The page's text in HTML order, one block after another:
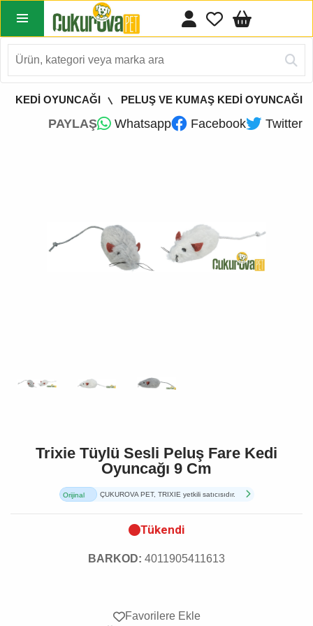
KEDİ OYUNCAĞI PELUŞ VE KUMAŞ KEDİ OYUNCAĞI
PAYLAŞ Whatsapp Facebook Twitter
Trixie Tüylü Sesli Peluş Fare Kedi
Oyuncağı 9 Cm
Orijinal
ÇUKUROVA PET, TRIXIE yetkili satıcısıdır.
Tükendi
BARKOD: 4011905411613
Favorilere Ekle